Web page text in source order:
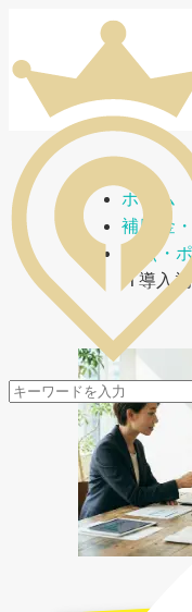
メニューを開閉
ホーム
補助金
要点・
IT導入